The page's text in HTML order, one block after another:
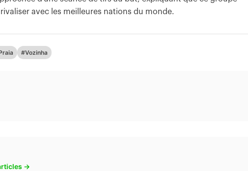
avec les meilleures nations du monde.
#Vozinha
→